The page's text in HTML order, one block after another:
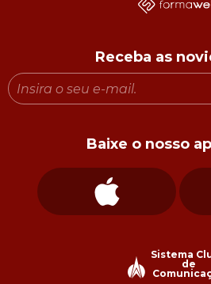
Receba as
Baixe o nosso
Sistema
de